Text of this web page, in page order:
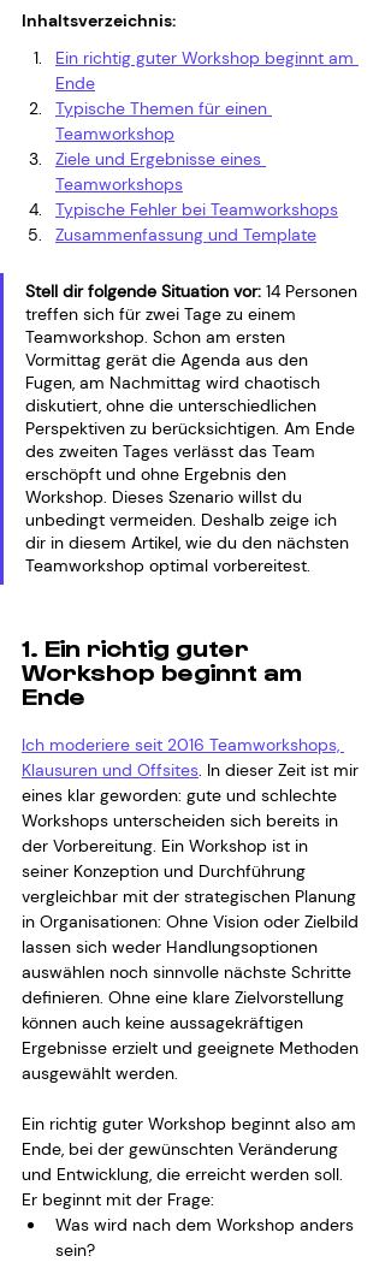
Inhaltsverzeichnis:
Ein richtig guter Workshop beginnt am
Ende
Typische Themen für einen
Teamworkshop
Ziele und Ergebnisse eines
Teamworkshops
Typische Fehler bei Teamworkshops
Zusammenfassung und Template
Stell dir folgende Situation vor: 14 Personen
treffen sich für zwei Tage zu einem
Teamworkshop. Schon am ersten
Vormittag gerät die Agenda aus den
Fugen, am Nachmittag wird chaotisch
diskutiert, ohne die unterschiedlichen
Perspektiven zu berücksichtigen. Am Ende
des zweiten Tages verlässt das Team
erschöpft und ohne Ergebnis den
Workshop. Dieses Szenario willst du
unbedingt vermeiden. Deshalb zeige ich
dir in diesem Artikel, wie du den nächsten
Teamworkshop optimal vorbereitest.
1. Ein richtig guter
Workshop beginnt am
Ende
Ich moderiere seit 2016 Teamworkshops,
Klausuren und Offsites. In dieser Zeit ist mir
eines klar geworden: gute und schlechte
Workshops unterscheiden sich bereits in
der Vorbereitung. Ein Workshop ist in
seiner Konzeption und Durchführung
vergleichbar mit der strategischen Planung
in Organisationen: Ohne Vision oder Zielbild
lassen sich weder Handlungsoptionen
auswählen noch sinnvolle nächste Schritte
definieren. Ohne eine klare Zielvorstellung
können auch keine aussagekräftigen
Ergebnisse erzielt und geeignete Methoden
ausgewählt werden.
Ein richtig guter Workshop beginnt also am
Ende, bei der gewünschten Veränderung
und Entwicklung, die erreicht werden soll.
Er beginnt mit der Frage:
Was wird nach dem Workshop anders
sein?